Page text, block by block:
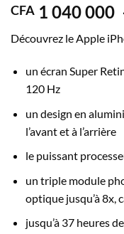
CFA 1 040 000
Découvrez le Apple
un écran Super
120 Hz
un design en
l’avant et à l’arrière
le puissant
un triple module
optique jusqu’à 8x,
jusqu’à 37 heures